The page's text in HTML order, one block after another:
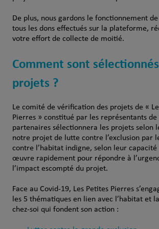
De plus, nous gardons le fonctionnement
tous les dons effectués sur la plateforme,
votre effort de collecte de moitié.
Comment sont
projets ?
Le comité de vérification des projets de «
Pierres » constitué par les représentants de
partenaires sélectionnera les projets selon
notre projet de lutte contre l’exclusion par
contre l’habitat indigne, selon leur
œuvre rapidement pour répondre à
l’impact escompté du projet.
Face au Covid-19, Les Petites Pierres
les 5 thématiques en lien avec l’habitat et
chez-soi qui fondent son action :